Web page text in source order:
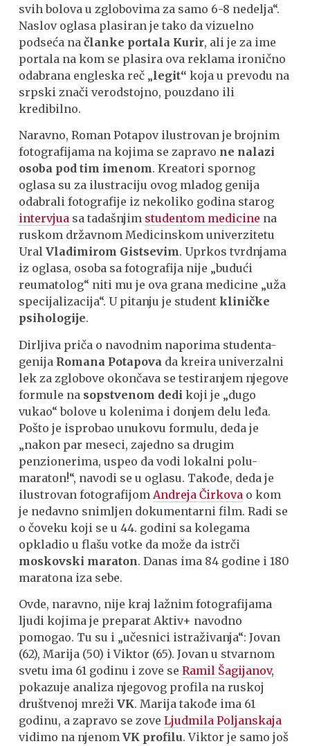
svih bolova u zglobovima za samo 6-8 nedelja“.
Naslov oglasa plasiran je tako da vizuelno
podseća načlanke portala Kurir, ali je za ime
portala na kom se plasira ova reklama ironično
odabrana engleska reč „legit“ koja u prevodu na
srpski znači verodstojno, pouzdano ili
kredibilno.
Naravno, Roman Potapov ilustrovan je brojnim
fotografijama na kojima se zapravo ne nalazi
osoba pod tim imenom. Kreatori spornog
oglasa su za ilustraciju ovog mladog genija
odabrali fotografije iz nekoliko godina starog
intervjua sa tadašnjim studentom medicine na
ruskom državnom Medicinskom univerzitetu
UralVladimirom Gistsevim. Uprkos tvrdnjama
iz oglasa, osoba sa fotografija nije „budući
reumatolog“ niti mu je ova grana medicine „uža
specijalizacija“. U pitanju je studentkliničke
psihologije.
Dirljiva priča o navodnim naporima studenta-
genija Romana Potapova da kreira univerzalni
lek za zglobove okončava se testiranjem njegove
formule na sopstvenom dedi koji je „dugo
vukao“ bolove u kolenima i donjem delu leđa.
Pošto je isprobao unukovu formulu, deda je
„nakon par meseci, zaјedno sa drugim
penzionerima, uspeo da vodi lokalni polu-
maraton!“, navodi se u oglasu. Takođe, deda je
ilustrovan fotografijom Andreja Čirkova o kom
je nedavno snimljen dokumentarni film. Radi se
o čoveku koji se u 44. godini sa kolegama
opkladio u flašu votke da može da istrči
moskovski maraton. Danas ima 84 godine i 180
maratona iza sebe.
Ovde, naravno, nije kraj lažnim fotografijama
ljudi kojima je preparat Aktiv+ navodno
pomogao. Tu su i „učesnici istraživanja“: Jovan
(62), Marija (50) i Viktor (65). Jovan u stvarnom
svetu ima 61 godinu i zove seRamil Šagijanov,
pokazuje analiza njegovog profila na ruskoj
društvenoj mrežiVK. Marija takođe ima 61
godinu, a zapravo se zoveLjudmila Poljanskaja
vidimo na njenomVK profilu. Viktor je samo još